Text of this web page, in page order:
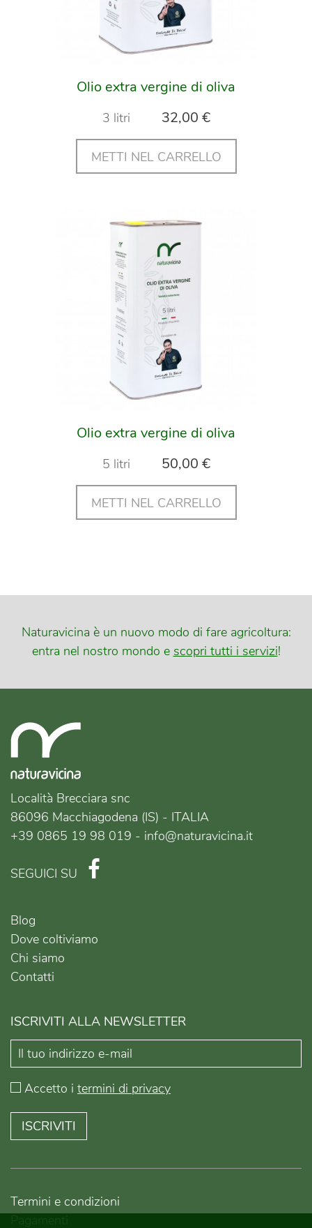
Olio extra vergine di oliva
3 litri 32,00 €
METTI NEL CARRELLO
Olio extra vergine di oliva
5 litri 50,00 €
METTI NEL CARRELLO
Naturavicina è un nuovo modo di fare agricoltura:
entra nel nostro mondo e scopri tutti i servizi!
Località Brecciara snc
86096 Macchiagodena (IS) - ITALIA
+39 0865 19 98 019 - info@naturavicina.it
SEGUICI SU
Blog
Dove coltiviamo
Chi siamo
Contatti
ISCRIVITI ALLA NEWSLETTER
Accetto i termini di privacy
ISCRIVITI
Termini e condizioni